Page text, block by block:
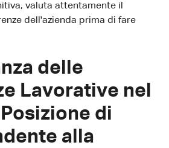
valuta attentamente il
dell'azienda prima di fare
delle
Lavorative nel
di
alla